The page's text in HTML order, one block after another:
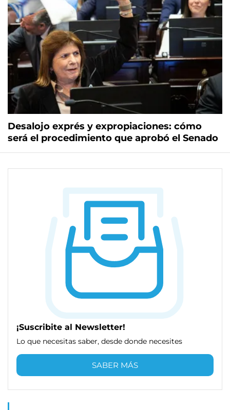
Desalojo exprés y expropiaciones: cómo
será el procedimiento que aprobó el Senado
¡Suscribite al Newsletter!
Lo que necesitas saber, desde donde necesites
SABER MÁS